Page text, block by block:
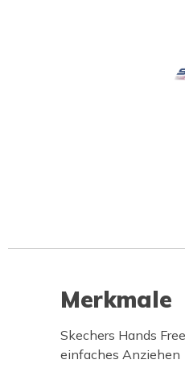
Merkmale
Skechers Hands
einfaches Anziehen